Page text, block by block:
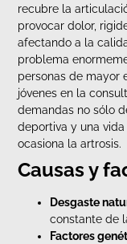
recubre la
provocar dolor,
afectando a la
problema
personas de mayor
jóvenes en la
demandas no sólo
deportiva y una
ocasiona la artrosis.
Causas y
Desgaste
constante de
Factores